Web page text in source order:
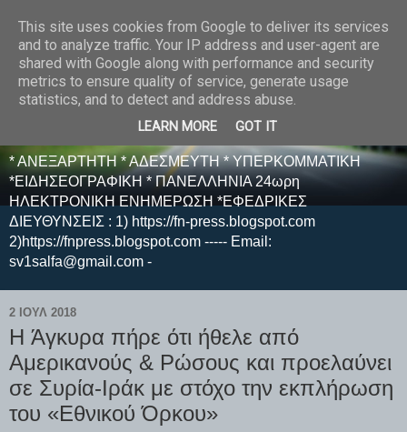
E F E N P R E S S -
ΗΛΕΚΤΡΟΝΙΚΗ
ΕΦΗΜΕΡΙΔΑ
* ΑΝΕΞΑΡΤΗΤΗ * ΑΔΕΣΜΕΥΤΗ * ΥΠΕΡΚΟΜΜΑΤΙΚΗ
*ΕΙΔΗΣΕΟΓΡΑΦΙΚΗ * ΠΑΝΕΛΛΗΝΙΑ 24ωρη
ΗΛΕΚΤΡΟΝΙΚΗ ΕΝΗΜΕΡΩΣΗ *ΕΦΕΔΡΙΚΕΣ
ΔΙΕΥΘΥΝΣΕΙΣ : 1) https://fn-press.blogspot.com
2)https://fnpress.blogspot.com ----- Email:
sv1salfa@gmail.com -
2 ΙΟΥΛ 2018
H Άγκυρα πήρε ότι ήθελε από
Αμερικανούς & Ρώσους και προελαύνει
σε Συρία-Ιράκ με στόχο την εκπλήρωση
του «Εθνικού Όρκου»
This site uses cookies from Google to deliver its services
and to analyze traffic. Your IP address and user-agent are
shared with Google along with performance and security
metrics to ensure quality of service, generate usage
statistics, and to detect and address abuse.
LEARN MORE GOT IT